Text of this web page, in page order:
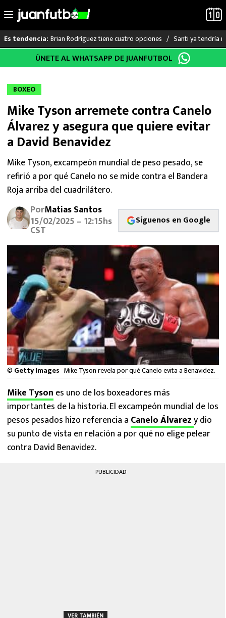
al
Es tendencia: Brian Rodríguez tiene cuatro opciones Santi ya tendría
LO ÚLTIMO
LIGA MX
RAYADOS
PUMAS
ATLANTE
SELECCIÓN MEXICANA
FUTBOL INTERNACIONAL
MEXICANOS EN EL EXTRANJERO
FUTBOL ESTUFA
FÓRMULA 1
BOXEO
LIGA MX
NFL
ÚNETE AL WHATSAPP DE JUANFUTBOL
BOXEO
Mike Tyson arremete contra Canelo
Álvarez y asegura que quiere evitar
a David Benavidez
Mike Tyson, excampeón mundial de peso pesado, se
refirió a por qué Canelo no se mide contra el Bandera
Roja arriba del cuadrilátero.
PorMatias Santos
15/02/2025 – 12:15hs
CST
Síguenos en Google
© Getty Images Mike Tyson revela por qué Canelo evita a Benavidez.
Mike Tyson es uno de los boxeadores más
importantes de la historia. El excampeón mundial de los
pesos pesados hizo referencia a CaneloÁlvarezy dio
su punto de vista en relación a por qué no elige pelear
contra David Benavidez.
PUBLICIDAD
VER TAMBIÉN